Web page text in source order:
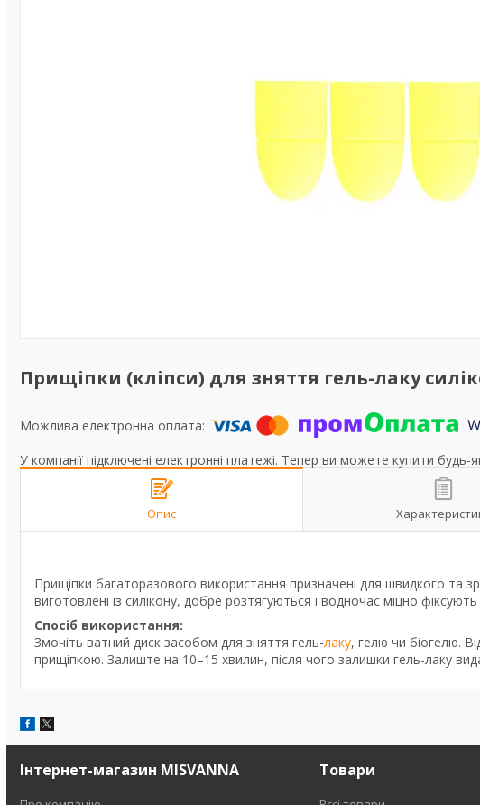
Прищіпки (кліпси) для зняття гель-лаку
У компанії підключені електронні платежі. Тепер ви можете купити
Опис
Прищіпки багаторазового використання призначені для швидкого та
виготовлені із силікону, добре розтягуються і водночас міцно
Спосіб використання:
Змочіть ватний диск засобом для зняття гель-лаку, гелю чи біогелю.
прищіпкою. Залиште на 10–15 хвилин, після чого залишки гель-лаку
Інтернет-магазин MISVANNA Товари